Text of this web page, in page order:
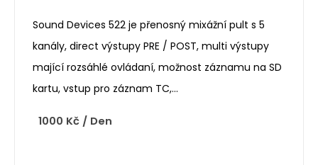
Sound Devices 522 je přenosný mixážní pult s 5
kanály, direct výstupy PRE / POST, multi výstupy
mající rozsáhlé ovládaní, možnost záznamu na SD
kartu, vstup pro záznam TC,…
1000 Kč / Den